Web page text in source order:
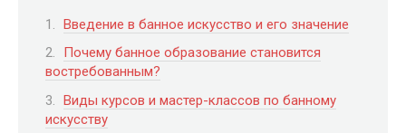
Введение в банное искусство и его значение
Почему банное образование становится
востребованным?
Виды курсов и мастер-классов по банному
искусству